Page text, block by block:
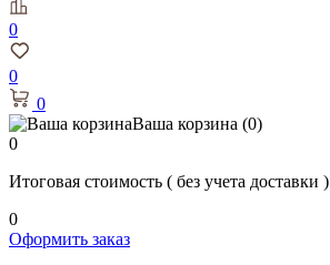
0
0
0
Ваша корзина (0)
0
Итоговая стоимость ( без учета доставки )
0
Оформить заказ